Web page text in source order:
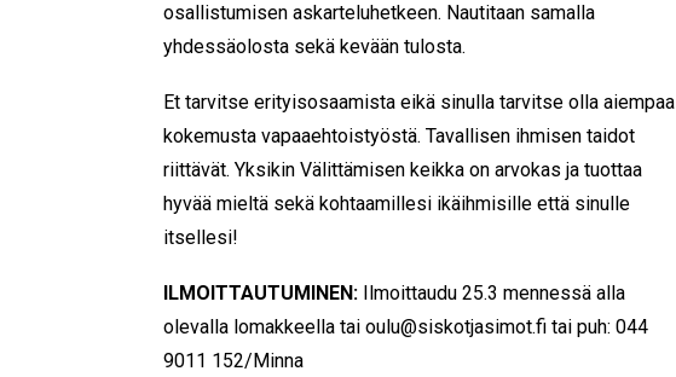
osallistumisen askarteluhetkeen. Nautitaan samalla
yhdessäolosta sekä kevään tulosta.
Et tarvitse erityisosaamista eikä sinulla tarvitse olla aiempaa
kokemusta vapaaehtoistyöstä. Tavallisen ihmisen taidot
riittävät. Yksikin Välittämisen keikka on arvokas ja tuottaa
hyvää mieltä sekä kohtaamillesi ikäihmisille että sinulle
itsellesi!
ILMOITTAUTUMINEN: Ilmoittaudu 25.3 mennessä alla
olevalla lomakkeella tai oulu@siskotjasimot.fi tai puh: 044
9011 152/Minna